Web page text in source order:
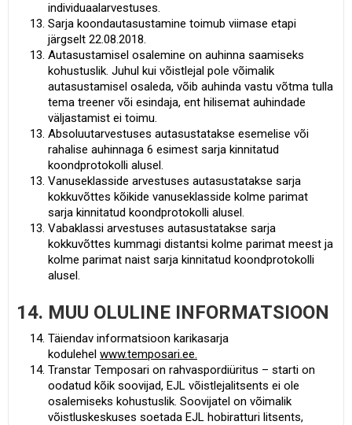
individuaalarvestuses.
Sarja koondautasustamine toimub viimase etapi
järgselt 22.08.2018.
Autasustamisel osalemine on auhinna saamiseks
kohustuslik. Juhul kui võistlejal pole võimalik
autasustamisel osaleda, võib auhinda vastu võtma tulla
tema treener või esindaja, ent hilisemat auhindade
väljastamist ei toimu.
Absoluutarvestuses autasustatakse esemelise või
rahalise auhinnaga 6 esimest sarja kinnitatud
koondprotokolli alusel.
Vanuseklasside arvestuses autasustatakse sarja
kokkuvõttes kõikide vanuseklasside kolme parimat
sarja kinnitatud koondprotokolli alusel.
Vabaklassi arvestuses autasustatakse sarja
kokkuvõttes kummagi distantsi kolme parimat meest ja
kolme parimat naist sarja kinnitatud koondprotokolli
alusel.
14. MUU OLULINE INFORMATSIOON
Täiendav informatsioon karikasarja
kodulehel www.temposari.ee.
Transtar Temposari on rahvaspordiüritus – starti on
oodatud kõik soovijad, EJL võistlejalitsents ei ole
osalemiseks kohustuslik. Soovijatel on võimalik
võistluskeskuses soetada EJL hobiratturi litsents,